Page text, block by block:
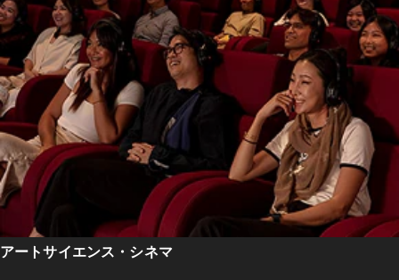
アートサイエンス・シネマ